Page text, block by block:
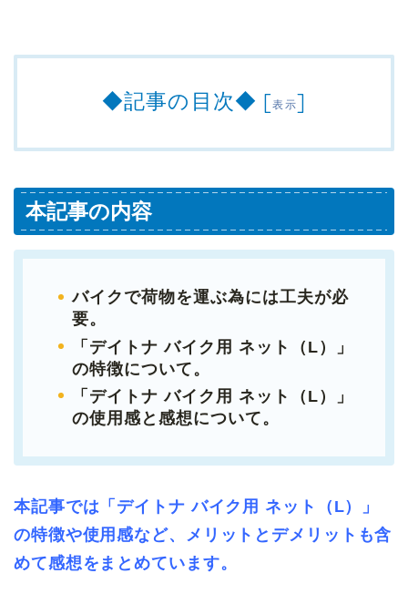
◆記事の目次◆ [表示]
本記事の内容
バイクで荷物を運ぶ為には工夫が必
要。
「デイトナ バイク用 ネット（L）」
の特徴について。
「デイトナ バイク用 ネット（L）」
の使用感と感想について。
本記事では「デイトナ バイク用 ネット（L）」
の特徴や使用感など、メリットとデメリットも含
めて感想をまとめています。